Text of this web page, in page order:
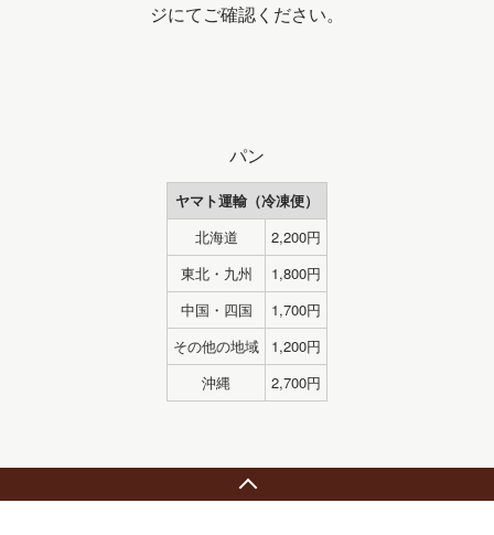
ジにてご確認ください。
パン
ヤマト運輸（冷凍便）
北海道
2,200円
東北・九州
1,800円
中国・四国
1,700円
その他の地域
1,200円
沖縄
2,700円